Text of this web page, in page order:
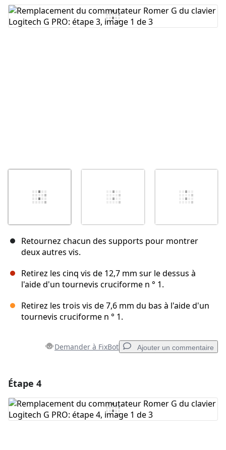
Ajouter un commentaire
Retournez chacun des supports pour montrer
deux autres vis.
Retirez les cinq vis de 12,7 mm sur le dessus à
l'aide d'un tournevis cruciforme n ° 1.
Retirez les trois vis de 7,6 mm du bas à l'aide d'un
tournevis cruciforme n ° 1.
Demander à FixBot Ajouter un commentaire
Ajouter un commentaire
Étape 4